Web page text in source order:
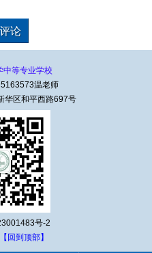
中等专业学校
温老师
华区和平西路697号
号-2
【回到顶部】